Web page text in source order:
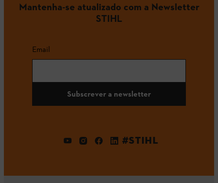
Mantenha-se atualizado com a Newsletter
STIHL
Email
Subscrever a newsletter
#STIHL